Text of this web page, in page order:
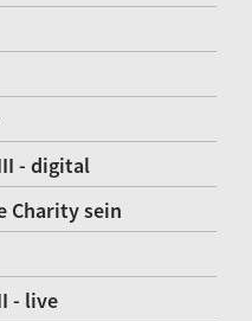
- digital
Charity sein
- live